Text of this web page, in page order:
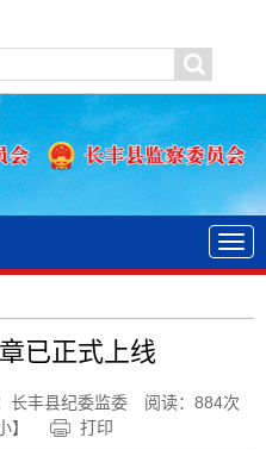
已正式上线
长丰县纪委监委 阅读： 884次
】 打印